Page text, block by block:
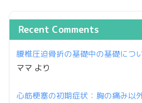
Recent Comments
腰椎圧迫骨折の基礎中の基礎につ
ママ より
心筋梗塞の初期症状：胸の痛み以